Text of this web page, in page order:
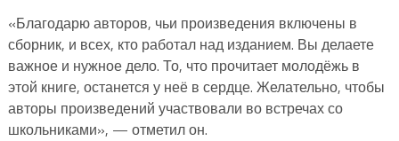
«Благодарю авторов, чьи произведения включены в
сборник, и всех, кто работал над изданием. Вы делаете
важное и нужное дело. То, что прочитает молодёжь в
этой книге, останется у неё в сердце. Желательно, чтобы
авторы произведений участвовали во встречах со
школьниками», — отметил он.